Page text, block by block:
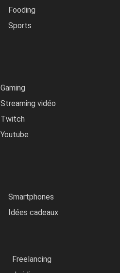
Fooding
Sports
Gaming
Streaming vidéo
Twitch
Youtube
Smartphones
Idées cadeaux
Freelancing